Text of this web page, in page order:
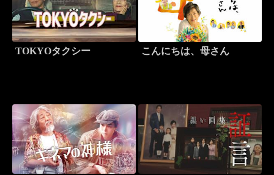
TOKYOタクシー こんにちは、母さん